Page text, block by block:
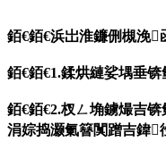
銆€銆€浜岀淮鐮侀槻浼
銆€銆€1.鍒烘縺娑堣垂
銆€銆€2.杈ㄥ埆鐪熶吉
涓婃捣灏氭簮闃蹭吉鍏